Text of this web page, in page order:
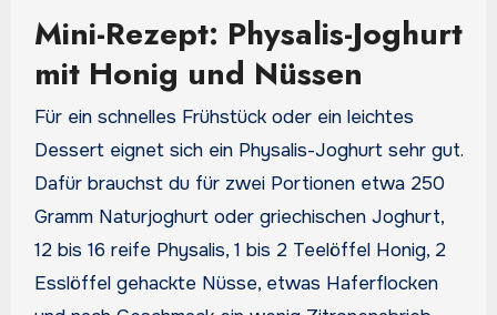
Mini-Rezept: Physalis-Joghurt
mit Honig und Nüssen
Für ein schnelles Frühstück oder ein leichtes
Dessert eignet sich ein Physalis-Joghurt sehr gut.
Dafür brauchst du für zwei Portionen etwa 250
Gramm Naturjoghurt oder griechischen Joghurt,
12 bis 16 reife Physalis, 1 bis 2 Teelöffel Honig, 2
Esslöffel gehackte Nüsse, etwas Haferflocken